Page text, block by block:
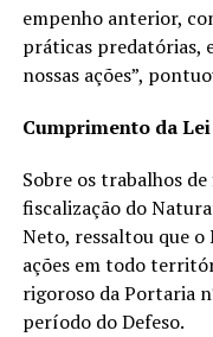
empenho anterior,
práticas predatórias,
nossas ações”,
Cumprimento da Lei
Sobre os trabalhos
fiscalização do
Neto, ressaltou que
ações em todo
rigoroso da Portaria
período do Defeso.